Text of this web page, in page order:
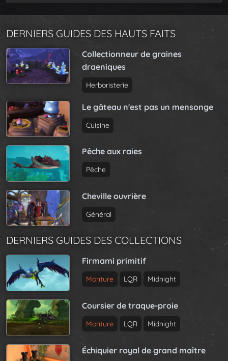
DERNIERS GUIDES DES HAUTS FAITS
Collectionneur de graines
draeniques
Herboristerie
Le gâteau n'est pas un mensonge
Cuisine
Pêche aux raies
Pêche
Cheville ouvrière
Général
DERNIERS GUIDES DES COLLECTIONS
Firmami primitif
Monture LQR Midnight
Coursier de traque-proie
Monture LQR Midnight
Échiquier royal de grand maître